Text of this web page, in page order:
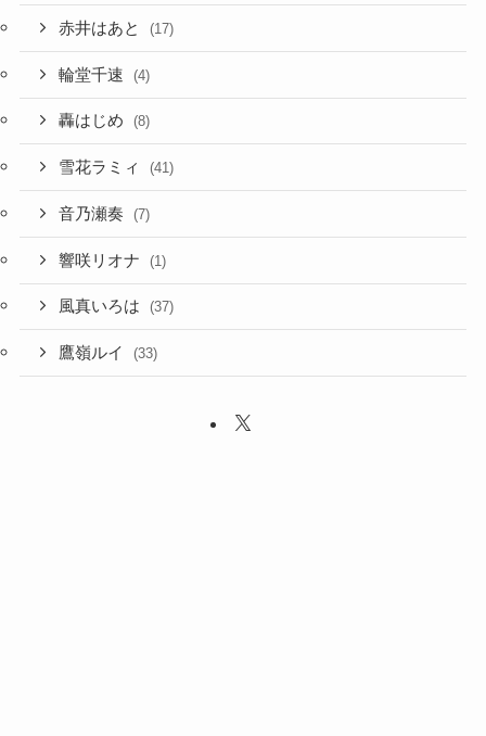
赤井はあと (17)
輪堂千速 (4)
轟はじめ (8)
雪花ラミィ (41)
音乃瀬奏 (7)
響咲リオナ (1)
風真いろは (37)
鷹嶺ルイ (33)